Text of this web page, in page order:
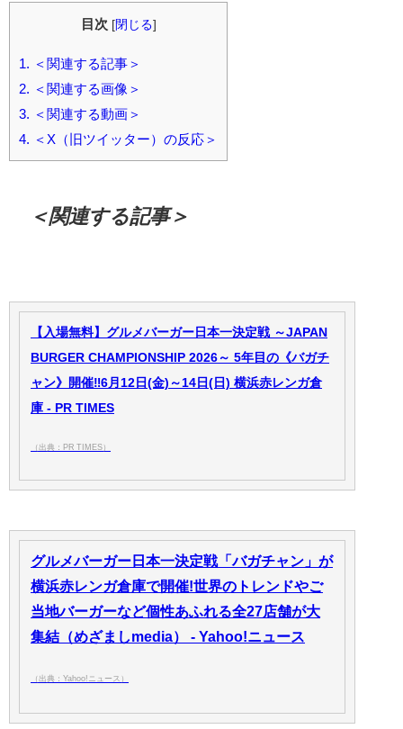
目次 [閉じる]
1.
＜関連する記事＞
2.
＜関連する画像＞
3.
＜関連する動画＞
4.
＜X（旧ツイッター）の反応＞
＜関連する記事＞
【入場無料】グルメバーガー日本一決定戦 ～JAPAN
BURGER CHAMPIONSHIP 2026～ 5年目の《バガチ
ャン》開催‼︎6月12⽇(金)～14⽇(⽇) 横浜赤レンガ倉
庫 - PR TIMES
（出典：PR TIMES）
グルメバーガー日本一決定戦「バガチャン」が
横浜赤レンガ倉庫で開催!世界のトレンドやご
当地バーガーなど個性あふれる全27店舗が大
集結（めざましmedia） - Yahoo!ニュース
（出典：Yahoo!ニュース）